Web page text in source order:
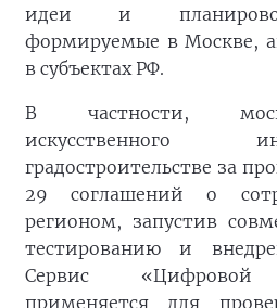
идеи и
формируемые в Москве,
в субъектах РФ.
В частности,
искусственного
градостроительстве за
29 соглашений о
регионом, запустив
тестированию и
Сервис «Цифровой
применяется для